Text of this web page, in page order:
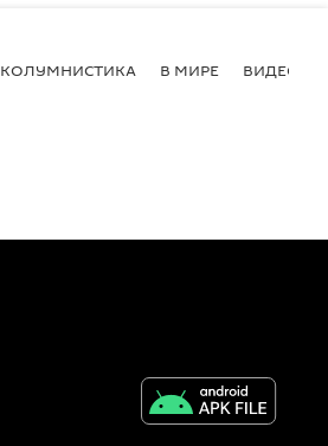
КОЛУМНИСТИКА В МИРЕ ВИДЕО